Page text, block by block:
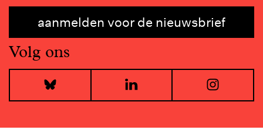
aanmelden voor de nieuwsbrief
Volg ons
Bluesky LinkedIn